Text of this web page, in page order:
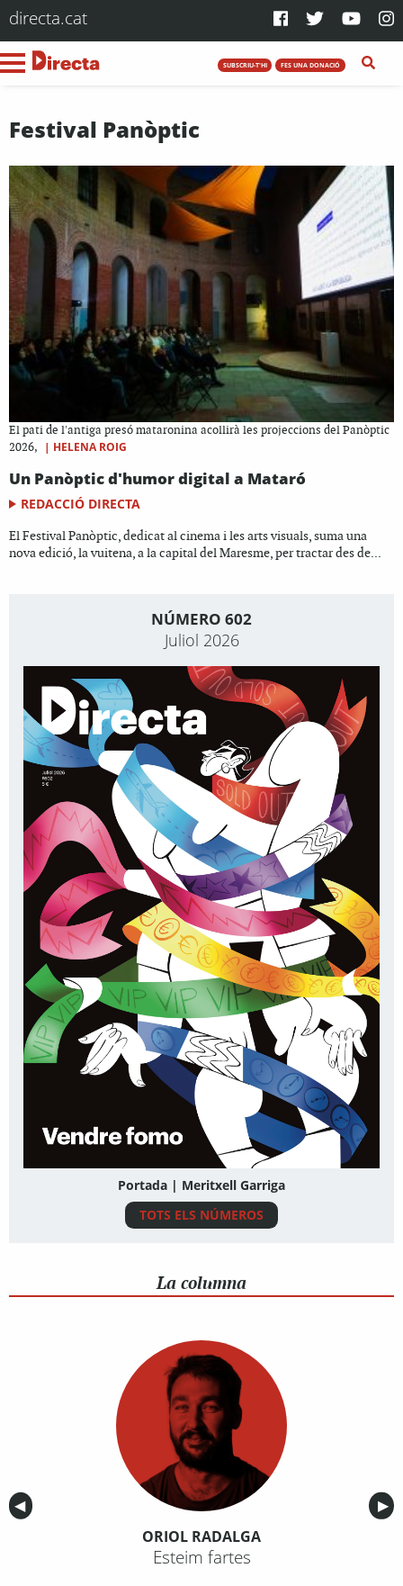
directa.cat
SUBSCRIU-T'HI FES UNA DONACIÓ
Festival Panòptic
El pati de l'antiga presó mataronina acollirà les projeccions del Panòptic
2026,
| HELENA ROIG
Un Panòptic d'humor digital a Mataró
REDACCIÓ DIRECTA
El Festival Panòptic, dedicat al cinema i les arts visuals, suma una
nova edició, la vuitena, a la capital del Maresme, per tractar des de...
NÚMERO 602
Juliol 2026
Portada | Meritxell Garriga
TOTS ELS NÚMEROS
La columna
Anterior
◀︎ ▶︎
ORIOL RADALGA
Esteim fartes